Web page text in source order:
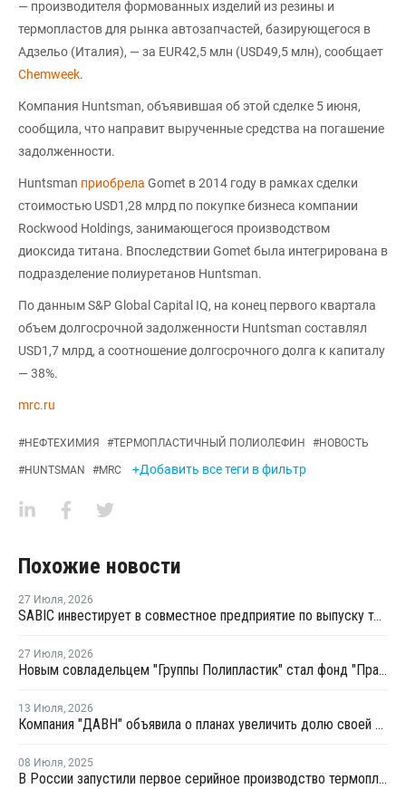
— производителя формованных изделий из резины и
термопластов для рынка автозапчастей, базирующегося в
Адзельо (Италия), — за EUR42,5 млн (USD49,5 млн), сообщает
Chemweek.
Компания Huntsman, объявившая об этой сделке 5 июня,
сообщила, что направит вырученные средства на погашение
задолженности.
Huntsman приобрела Gomet в 2014 году в рамках сделки
стоимостью USD1,28 млрд по покупке бизнеса компании
Rockwood Holdings, занимающегося производством
диоксида титана. Впоследствии Gomet была интегрирована в
подразделение полиуретанов Huntsman.
По данным S&P Global Capital IQ, на конец первого квартала
объем долгосрочной задолженности Huntsman составлял
USD1,7 млрд, а соотношение долгосрочного долга к капиталу
— 38%.
mrc.ru
#НЕФТЕХИМИЯ #ТЕРМОПЛАСТИЧНЫЙ ПОЛИОЛЕФИН #НОВОСТЬ
#HUNTSMAN #MRC +Добавить все теги в фильтр
Похожие новости
27 Июля, 2026
SABIC инвестирует в совместное предприятие по выпуску термопластов в Китае
27 Июля, 2026
Новым совладельцем "Группы Полипластик" стал фонд "Прайм первый"
13 Июля, 2026
Компания "ДАВН" объявила о планах увеличить долю своей полимерной продукции в России
08 Июля, 2025
В России запустили первое серийное производство термопластичных композитов